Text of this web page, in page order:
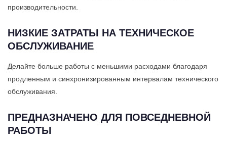
производительности.
НИЗКИЕ ЗАТРАТЫ НА ТЕХНИЧЕСКОЕ
ОБСЛУЖИВАНИЕ
Делайте больше работы с меньшими расходами благодаря
продленным и синхронизированным интервалам технического
обслуживания.
ПРЕДНАЗНАЧЕНО ДЛЯ ПОВСЕДНЕВНОЙ
РАБОТЫ